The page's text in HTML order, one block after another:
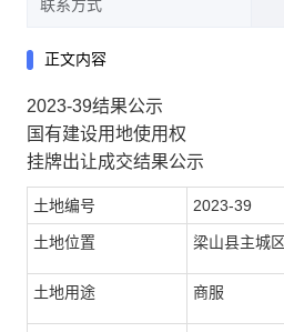
联系方式
正文内容
2023-39结果公示
国有建设用地使用权
挂牌出让成交结果公示
土地编号 2023-39
土地位置 梁山县主城
土地用途 商服